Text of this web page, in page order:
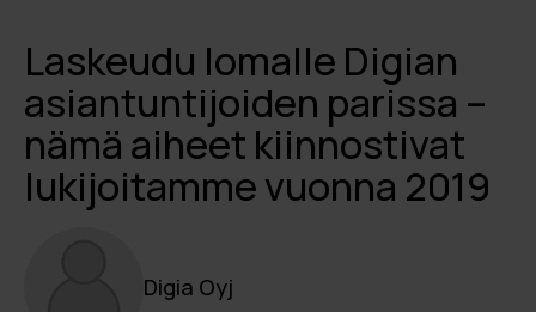
Laskeudu lomalle Digian
asiantuntijoiden parissa –
nämä aiheet kiinnostivat
lukijoitamme vuonna 2019
Digia Oyj